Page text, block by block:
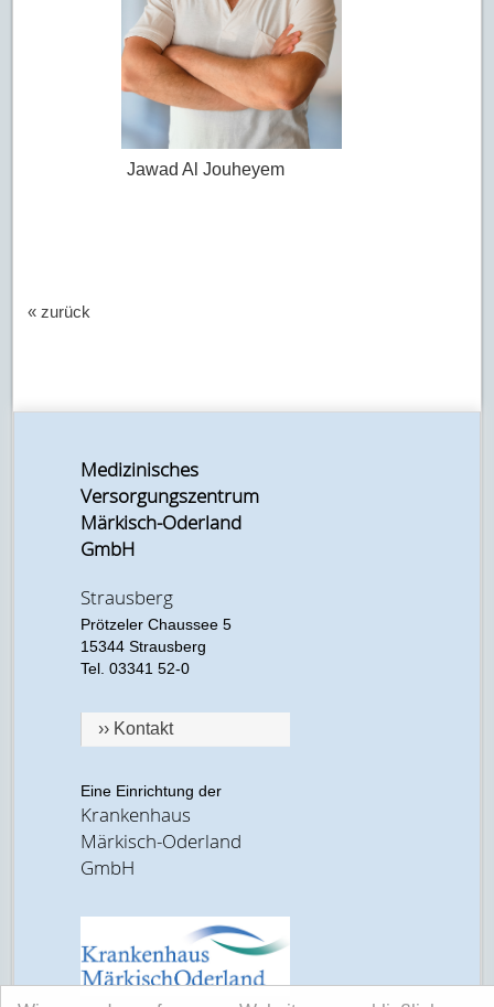
Jawad Al Jouheyem
« zurück
Medizinisches
Versorgungszentrum
Märkisch-Oderland
GmbH
Strausberg
Prötzeler Chaussee 5
15344 Strausberg
Tel. 03341 52-0
›› Kontakt
Eine Einrichtung der
Krankenhaus
Märkisch-Oderland
GmbH